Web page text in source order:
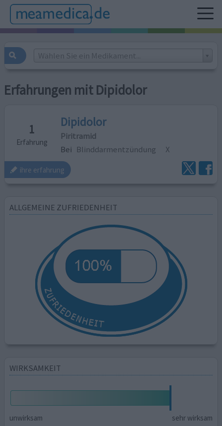
Wählen Sie ein Medikament...
Erfahrungen mit Dipidolor
1
Erfahrung
Dipidolor
Piritramid
Bei Blinddarmentzündung X
ihre erfahrung
ALLGEMEINE ZUFRIEDENHEIT
WIRKSAMKEIT
unwirksam sehr wirksam